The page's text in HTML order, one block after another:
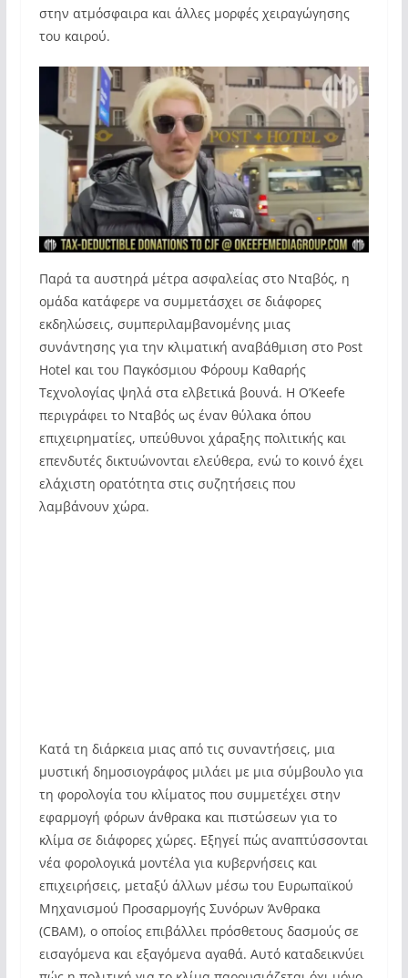
στην ατμόσφαιρα και άλλες μορφές χειραγώγησης
του καιρού.
Παρά τα αυστηρά μέτρα ασφαλείας στο Νταβός, η
ομάδα κατάφερε να συμμετάσχει σε διάφορες
εκδηλώσεις, συμπεριλαμβανομένης μιας
συνάντησης για την κλιματική αναβάθμιση στο Post
Hotel και του Παγκόσμιου Φόρουμ Καθαρής
Τεχνολογίας ψηλά στα ελβετικά βουνά. Η O’Keefe
περιγράφει το Νταβός ως έναν θύλακα όπου
επιχειρηματίες, υπεύθυνοι χάραξης πολιτικής και
επενδυτές δικτυώνονται ελεύθερα, ενώ το κοινό έχει
ελάχιστη ορατότητα στις συζητήσεις που
λαμβάνουν χώρα.
Κατά τη διάρκεια μιας από τις συναντήσεις, μια
μυστική δημοσιογράφος μιλάει με μια σύμβουλο για
τη φορολογία του κλίματος που συμμετέχει στην
εφαρμογή φόρων άνθρακα και πιστώσεων για το
κλίμα σε διάφορες χώρες. Εξηγεί πώς αναπτύσσονται
νέα φορολογικά μοντέλα για κυβερνήσεις και
επιχειρήσεις, μεταξύ άλλων μέσω του Ευρωπαϊκού
Μηχανισμού Προσαρμογής Συνόρων Άνθρακα
(CBAM), ο οποίος επιβάλλει πρόσθετους δασμούς σε
εισαγόμενα και εξαγόμενα αγαθά. Αυτό καταδεικνύει